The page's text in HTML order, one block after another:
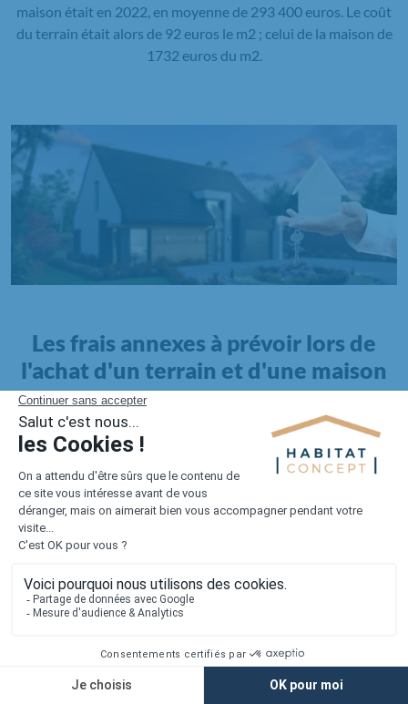
maison était en 2022, en moyenne de 293 400 euros. Le coût
du terrain était alors de 92 euros le m2 ; celui de la maison de
1732 euros du m2.
Les frais annexes à prévoir lors de
l'achat d'un terrain et d'une maison
Il faut également intégrer à votre budget, les
pour la maison. Outre l'achat du terrain et la construction, il
faut prendre en compte la viabilisation si elle n'est pas
proposée par le constructeur. Les frais de raccordements et les
taxes éventuelles coûtent entre 5 000 et 15 000 euros selon la
localisation du terrain et son accès.
Quant auxfrais de notaire
Lorsque vous vous tournez vers une maison existante, il sera
nécessaire de faire des travaux de rénovation. Ceux-ci sont
souvent coûteux et doivent être ajoutés au prix de l'achat